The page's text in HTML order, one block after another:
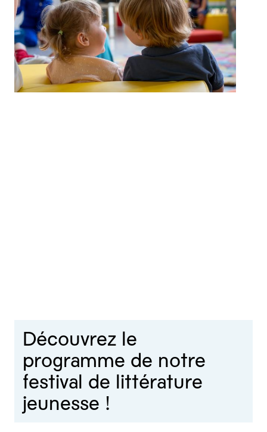
Découvrez le
programme de notre
festival de littérature
jeunesse !